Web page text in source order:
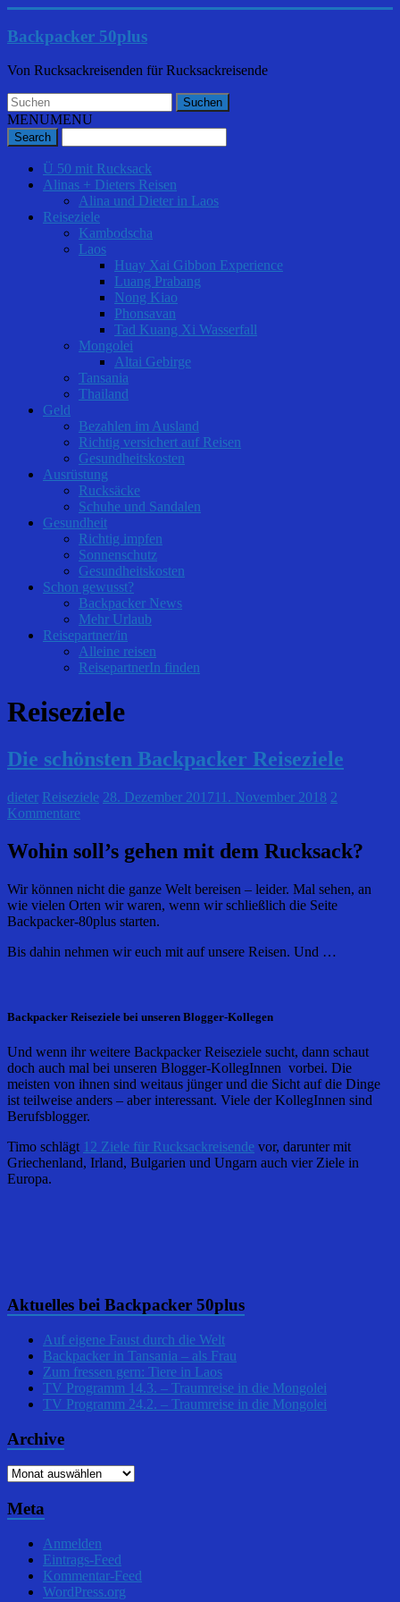
Backpacker 50plus
Von Rucksackreisenden für Rucksackreisende
MENUMENU
Ü 50 mit Rucksack
Alinas + Dieters Reisen
Alina und Dieter in Laos
Reiseziele
Kambodscha
Laos
Huay Xai Gibbon Experience
Luang Prabang
Nong Kiao
Phonsavan
Tad Kuang Xi Wasserfall
Mongolei
Altai Gebirge
Tansania
Thailand
Geld
Bezahlen im Ausland
Richtig versichert auf Reisen
Gesundheitskosten
Ausrüstung
Rucksäcke
Schuhe und Sandalen
Gesundheit
Richtig impfen
Sonnenschutz
Gesundheitskosten
Schon gewusst?
Backpacker News
Mehr Urlaub
Reisepartner/in
Alleine reisen
ReisepartnerIn finden
Reiseziele
Die schönsten Backpacker Reiseziele
dieter Reiseziele 28. Dezember 201711. November 2018 2
Kommentare
Wohin soll’s gehen mit dem Rucksack?
Wir können nicht die ganze Welt bereisen – leider. Mal sehen, an
wie vielen Orten wir waren, wenn wir schließlich die Seite
Backpacker-80plus starten.
Bis dahin nehmen wir euch mit auf unsere Reisen. Und …
Backpacker Reiseziele bei unseren Blogger-Kollegen
Und wenn ihr weitere Backpacker Reiseziele sucht, dann schaut
doch auch mal bei unseren Blogger-KollegInnen vorbei. Die
meisten von ihnen sind weitaus jünger und die Sicht auf die Dinge
ist teilweise anders – aber interessant. Viele der KollegInnen sind
Berufsblogger.
Timo schlägt 12 Ziele für Rucksackreisende vor, darunter mit
Griechenland, Irland, Bulgarien und Ungarn auch vier Ziele in
Europa.
Aktuelles bei Backpacker 50plus
Auf eigene Faust durch die Welt
Backpacker in Tansania – als Frau
Zum fressen gern: Tiere in Laos
TV Programm 14.3. – Traumreise in die Mongolei
TV Programm 24.2. – Traumreise in die Mongolei
Archive
Archive
Meta
Anmelden
Eintrags-Feed
Kommentar-Feed
WordPress.org